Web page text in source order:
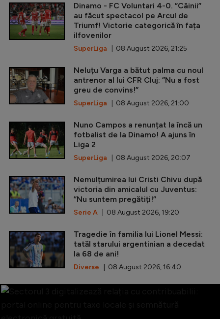
Dinamo - FC Voluntari 4-0. ”Câinii”
au făcut spectacol pe Arcul de
Triumf! Victorie categorică în fața
ilfovenilor
SuperLiga | 08 August 2026, 21:25
Neluțu Varga a bătut palma cu noul
antrenor al lui CFR Cluj: ”Nu a fost
greu de convins!”
SuperLiga | 08 August 2026, 21:00
Nuno Campos a renunțat la încă un
fotbalist de la Dinamo! A ajuns în
Liga 2
SuperLiga | 08 August 2026, 20:07
Nemulțumirea lui Cristi Chivu după
victoria din amicalul cu Juventus:
”Nu suntem pregătiți!”
Serie A | 08 August 2026, 19:20
Tragedie în familia lui Lionel Messi:
tatăl starului argentinian a decedat
la 68 de ani!
Diverse | 08 August 2026, 16:40